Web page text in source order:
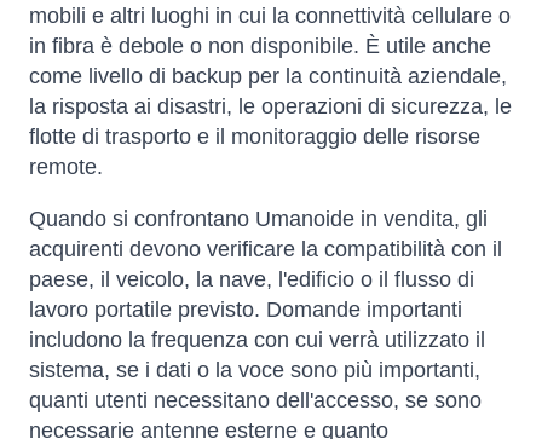
mobili e altri luoghi in cui la connettività cellulare o
in fibra è debole o non disponibile. È utile anche
come livello di backup per la continuità aziendale,
la risposta ai disastri, le operazioni di sicurezza, le
flotte di trasporto e il monitoraggio delle risorse
remote.
Quando si confrontano Umanoide in vendita, gli
acquirenti devono verificare la compatibilità con il
paese, il veicolo, la nave, l'edificio o il flusso di
lavoro portatile previsto. Domande importanti
includono la frequenza con cui verrà utilizzato il
sistema, se i dati o la voce sono più importanti,
quanti utenti necessitano dell'accesso, se sono
necessarie antenne esterne e quanto